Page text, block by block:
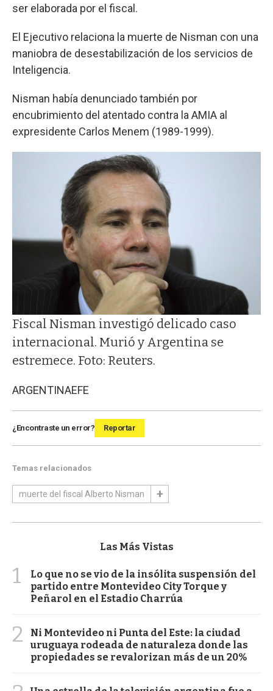
ser elaborada por el fiscal.
El Ejecutivo relaciona la muerte de Nisman con una
maniobra de desestabilización de los servicios de
Inteligencia.
Nisman había denunciado también por
encubrimiento del atentado contra la AMIA al
expresidente Carlos Menem (1989-1999).
Fiscal Nisman investigó delicado caso
internacional. Murió y Argentina se
estremece. Foto: Reuters.
ARGENTINAEFE
¿Encontraste un error? Reportar
Temas relacionados
muerte del fiscal Alberto Nisman
Las Más Vistas
1
Lo que no se vio de la insólita suspensión del
partido entre Montevideo City Torque y
Peñarol en el Estadio Charrúa
2
Ni Montevideo ni Punta del Este: la ciudad
uruguaya rodeada de naturaleza donde las
propiedades se revalorizan más de un 20%